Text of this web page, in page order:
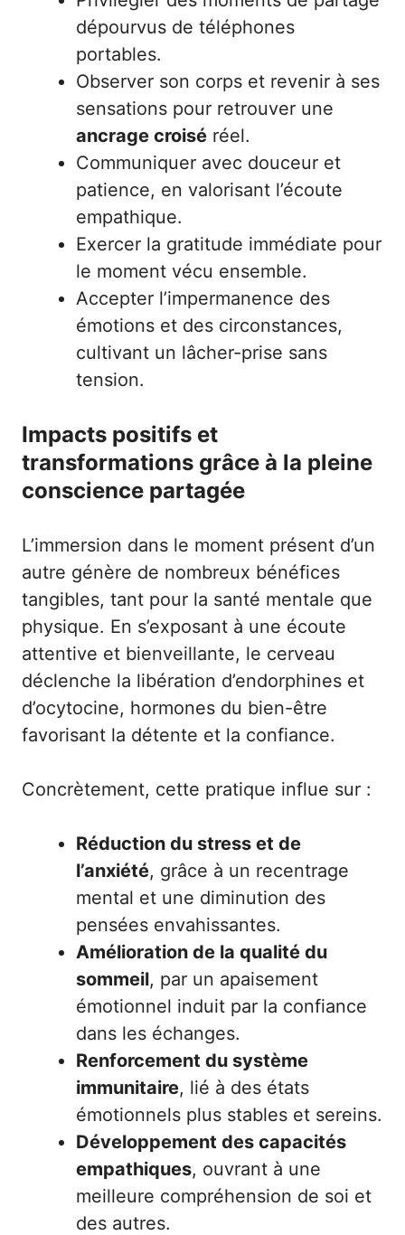
dépourvus de téléphones
portables.
Observer son corps et revenir à ses
sensations pour retrouver une
ancrage croisé réel.
Communiquer avec douceur et
patience, en valorisant l’écoute
empathique.
Exercer la gratitude immédiate pour
le moment vécu ensemble.
Accepter l’impermanence des
émotions et des circonstances,
cultivant un lâcher-prise sans
tension.
Impacts positifs et
transformations grâce à la pleine
conscience partagée
L’immersion dans le moment présent d’un
autre génère de nombreux bénéfices
tangibles, tant pour la santé mentale que
physique. En s’exposant à une écoute
attentive et bienveillante, le cerveau
déclenche la libération d’endorphines et
d’ocytocine, hormones du bien-être
favorisant la détente et la confiance.
Concrètement, cette pratique influe sur :
Réduction du stress et de
l’anxiété, grâce à un recentrage
mental et une diminution des
pensées envahissantes.
Amélioration de la qualité du
sommeil, par un apaisement
émotionnel induit par la confiance
dans les échanges.
Renforcement du système
immunitaire, lié à des états
émotionnels plus stables et sereins.
Développement des capacités
empathiques, ouvrant à une
meilleure compréhension de soi et
des autres.